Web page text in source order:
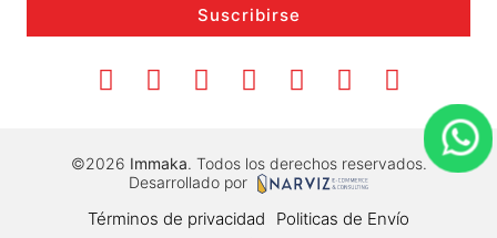
Suscribirse
©2026 Immaka. Todos los derechos reservados.
Desarrollado por
Términos de privacidad
Politicas de Envío